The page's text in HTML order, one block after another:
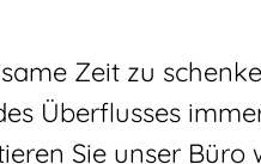
Zeit zu
Überflusses
Sie unser Büro